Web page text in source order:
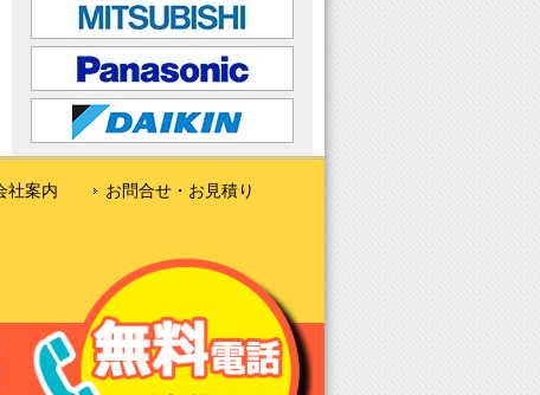
社案内
お問合せ・お見積り